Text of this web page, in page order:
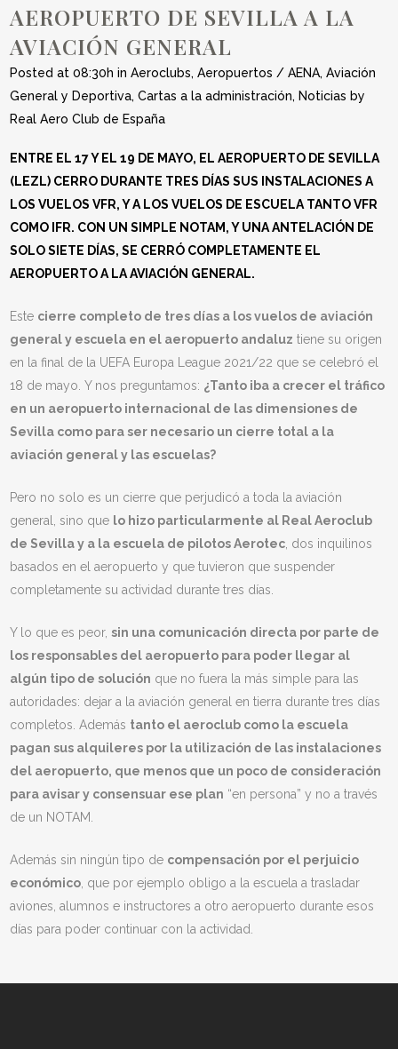
AEROPUERTO DE SEVILLA A LA
AVIACIÓN GENERAL
Posted at 08:30h inAeroclubs,Aeropuertos / AENA,Aviación
General y Deportiva,Cartas a la administración, Noticias by
Real Aero Club de España
ENTRE EL 17 Y EL 19 DE MAYO, EL AEROPUERTO DE SEVILLA
(LEZL) CERRO DURANTE TRES DÍAS SUS INSTALACIONES A
LOS VUELOS VFR, Y A LOS VUELOS DE ESCUELA TANTO VFR
COMO IFR. CON UN SIMPLE NOTAM, Y UNA ANTELACIÓN DE
SOLO SIETE DÍAS, SE CERRÓ COMPLETAMENTE EL
AEROPUERTO A LA AVIACIÓN GENERAL.
Este cierre completo de tres días a los vuelos de aviación
general y escuela en el aeropuerto andaluz tiene su origen
en la final de la UEFA Europa League 2021/22 que se celebró el
18 de mayo. Y nos preguntamos: ¿Tanto iba a crecer el tráfico
en un aeropuerto internacional de las dimensiones de
Sevilla como para ser necesario un cierre total a la
aviación general y las escuelas?
Pero no solo es un cierre que perjudicó a toda la aviación
general, sino que lo hizo particularmente al Real Aeroclub
de Sevilla y a la escuela de pilotos Aerotec , dos inquilinos
basados en el aeropuerto y que tuvieron que suspender
completamente su actividad durante tres días.
Y lo que es peor,sin una comunicación directa por parte de
los responsables del aeropuerto para poder llegar al
algún tipo de solución que no fuera la más simple para las
autoridades: dejar a la aviación general en tierra durante tres días
completos. Además tanto el aeroclub como la escuela
pagan sus alquileres por la utilización de las instalaciones
del aeropuerto, que menos que un poco de consideración
para avisar y consensuar ese plan “en persona” y no a través
de un NOTAM.
Además sin ningún tipo de compensación por el perjuicio
económico , que por ejemplo obligo a la escuela a trasladar
aviones, alumnos e instructores a otro aeropuerto durante esos
días para poder continuar con la actividad.